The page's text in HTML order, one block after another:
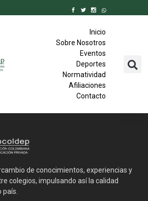
Inicio
Sobre Nosotros
Eventos
Deportes
Normatividad
Afiliaciones
Contacto
de conocimientos, experiencias y
colegios, impulsando así la calidad